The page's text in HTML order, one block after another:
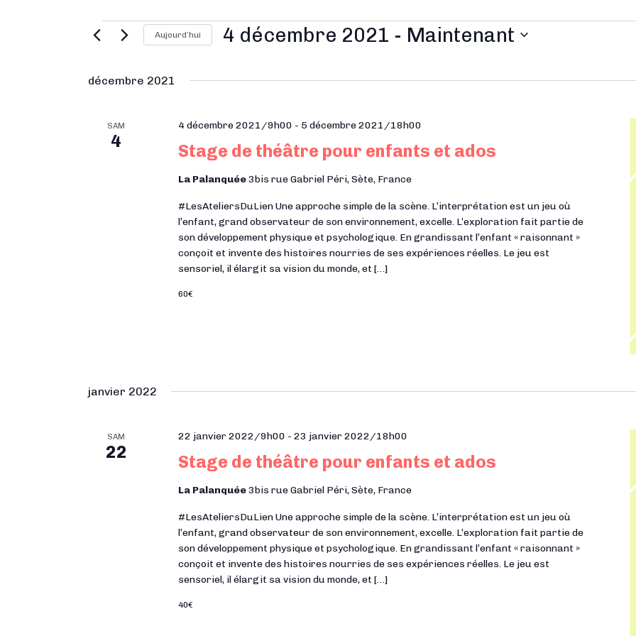
Aujourd’hui 4 décembre 2021 - Maintenant
é
t
i
n
n
e
z
t
.
décembre 2021
SAM
4 Stage de théâtre pour enfants et ados
4 décembre 2021/9h00 - 5 décembre 2021/18h00
La Palanquée3bis rue Gabriel Péri, Sète, France
#LesAteliersDuLien Une approche simple de la scène. L’interprétation est un jeu où
l’enfant, grand observateur de son environnement, excelle. L’exploration fait partie de
son développement physique et psychologique. En grandissant l’enfant « raisonnant »
conçoit et invente des histoires nourries de ses expériences réelles. Le jeu est
sensoriel, il élargit sa vision du monde, et […]
60€
janvier 2022
SAM
22 Stage de théâtre pour enfants et ados
22 janvier 2022/9h00 -23 janvier 2022/18h00
La Palanquée3bis rue Gabriel Péri, Sète, France
#LesAteliersDuLien Une approche simple de la scène. L’interprétation est un jeu où
l’enfant, grand observateur de son environnement, excelle. L’exploration fait partie de
son développement physique et psychologique. En grandissant l’enfant « raisonnant »
conçoit et invente des histoires nourries de ses expériences réelles. Le jeu est
sensoriel, il élargit sa vision du monde, et […]
40€